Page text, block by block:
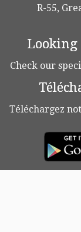
R-55,
Looking
Check our
Téléchargez